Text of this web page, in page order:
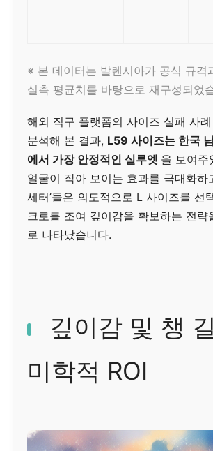
※ 본 데이터는 발렌시아가 공식 규격
실측 평균치를 바탕으로 재구성되었
해외 직구 플랫폼의 사이즈 실패 사
분석해 본 결과, L59 사이즈는 한국
에서 가장 안정적인 실루엣 을 보여주
얼굴이 작아 보이는 효과를 극대화하
세터’들은 의도적으로 L 사이즈를 선
크로를 조여 깊이감을 확보하는 전략
로 나타났습니다.
깊이감 및 챙
미학적 ROI